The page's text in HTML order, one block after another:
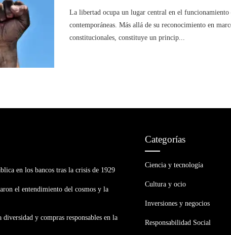
La libertad ocupa un lugar central en el funcionamiento
contemporáneas. Más allá de su reconocimiento en
constitucionales, constituye un princip...
en los bancos tras la crisis de 1929
el entendimiento del cosmos y la
y compras responsables en la
Categorías
Ciencia y tecnología
Cultura y ocio
Inversiones y negocios
Responsabilidad Social